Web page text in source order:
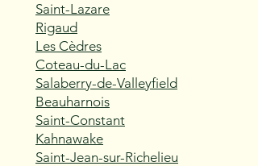
Saint-Lazare
Rigaud
Les Cèdres
Coteau-du-Lac
Salaberry-de-Valleyfield
Beauharnois
Saint-Constant
Kahnawake
Saint-Jean-sur-Richelieu